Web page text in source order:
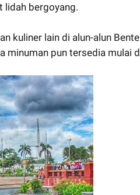
lidah bergoyang.
kuliner lain di alun-alun
minuman pun tersedia mulai